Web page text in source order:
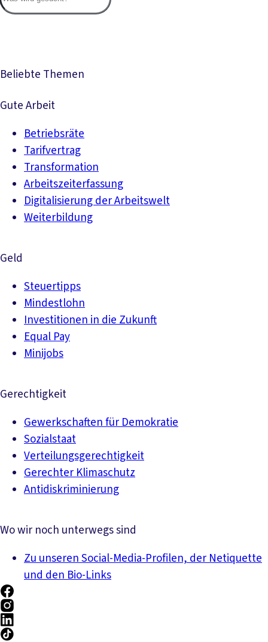
Beliebte Themen
Gute Arbeit
Betriebsräte
Tarifvertrag
Transformation
Arbeitszeiterfassung
Digitalisierung der Arbeitswelt
Weiterbildung
Geld
Steuertipps
Mindestlohn
Investitionen in die Zukunft
Equal Pay
Minijobs
Gerechtigkeit
Gewerkschaften für Demokratie
Sozialstaat
Verteilungsgerechtigkeit
Gerechter Klimaschutz
Antidiskriminierung
Wo wir noch unterwegs sind
Zu unseren Social-Media-Profilen, der Netiquette
und den Bio-Links